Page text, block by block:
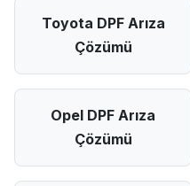
Toyota DPF Arıza
Çözümü
Opel DPF Arıza
Çözümü